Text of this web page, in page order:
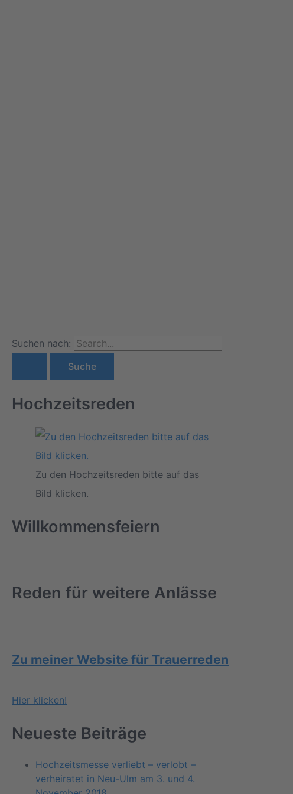
Suchen nach:
Hochzeitsreden
Zu den Hochzeitsreden bitte auf das
Bild klicken.
Willkommensfeiern
Reden für weitere Anlässe
Zu meiner Website für Trauerreden
Hier klicken!
Neueste Beiträge
Hochzeitsmesse verliebt – verlobt –
verheiratet in Neu-Ulm am 3. und 4.